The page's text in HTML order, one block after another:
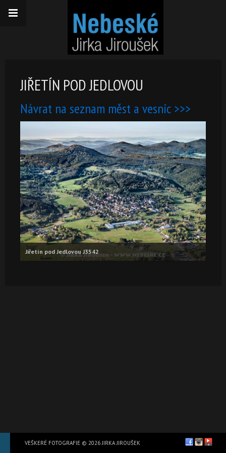
JIŘETÍN POD JEDLOVOU
Návrat na seznam měst a vesnic >>>
Jiřetín pod Jedlovou J3542
VEŠKERÉ FOTOGRAFIE © 2026 JIRKA JIROUŠEK